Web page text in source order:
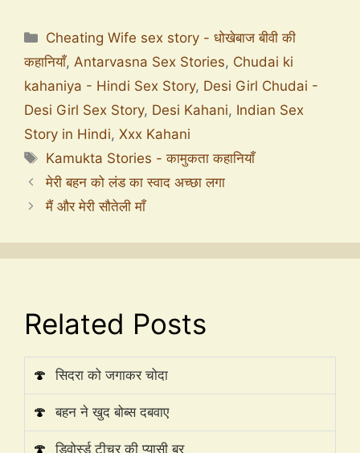
Cheating Wife sex story - धोखेबाज बीवी की
कहानियाँ, Antarvasna Sex Stories, Chudai ki
kahaniya - Hindi Sex Story, Desi Girl Chudai -
Desi Girl Sex Story, Desi Kahani, Indian Sex
Story in Hindi, Xxx Kahani
Kamukta Stories - कामुकता कहानियाँ
मेरी बहन को लंड का स्वाद अच्छा लगा
मैं और मेरी सौतेली माँ
Related Posts
🍄 सिदरा को जगाकर चोदा
🍄 बहन ने खुद बोब्स दबवाए
🍄 डिवोर्स्ड टीचर की प्यासी बुर